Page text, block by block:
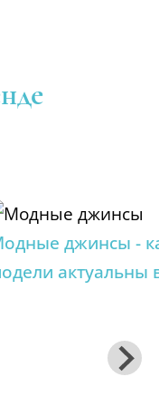
джинсы -
актуальны